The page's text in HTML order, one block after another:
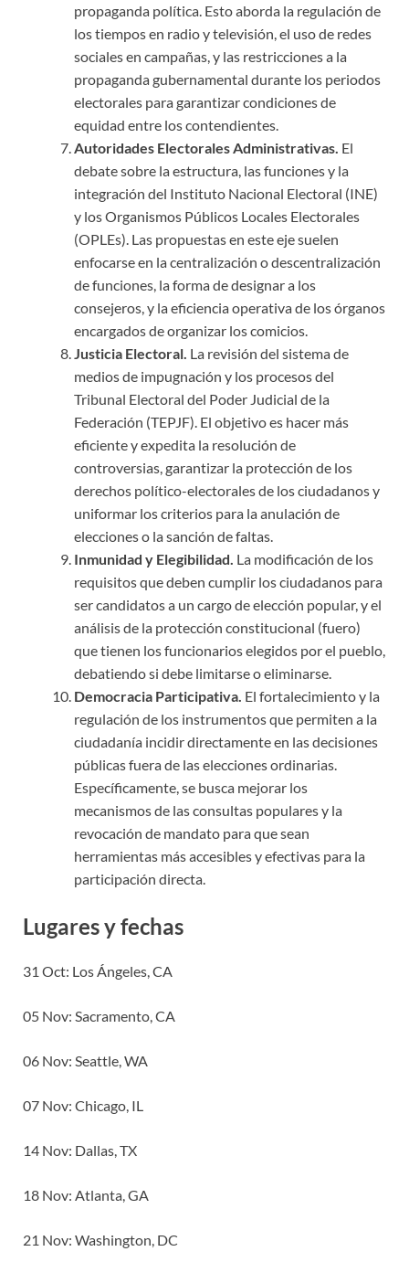
propaganda política. Esto aborda la regulación de
los tiempos en radio y televisión, el uso de redes
sociales en campañas, y las restricciones a la
propaganda gubernamental durante los periodos
electorales para garantizar condiciones de
equidad entre los contendientes.
Autoridades Electorales Administrativas. El
debate sobre la estructura, las funciones y la
integración del Instituto Nacional Electoral (INE)
y los Organismos Públicos Locales Electorales
(OPLEs). Las propuestas en este eje suelen
enfocarse en la centralización o descentralización
de funciones, la forma de designar a los
consejeros, y la eficiencia operativa de los órganos
encargados de organizar los comicios.
Justicia Electoral. La revisión del sistema de
medios de impugnación y los procesos del
Tribunal Electoral del Poder Judicial de la
Federación (TEPJF). El objetivo es hacer más
eficiente y expedita la resolución de
controversias, garantizar la protección de los
derechos político-electorales de los ciudadanos y
uniformar los criterios para la anulación de
elecciones o la sanción de faltas.
Inmunidad y Elegibilidad. La modificación de los
requisitos que deben cumplir los ciudadanos para
ser candidatos a un cargo de elección popular, y el
análisis de la protección constitucional (fuero)
que tienen los funcionarios elegidos por el pueblo,
debatiendo si debe limitarse o eliminarse.
Democracia Participativa. El fortalecimiento y la
regulación de los instrumentos que permiten a la
ciudadanía incidir directamente en las decisiones
públicas fuera de las elecciones ordinarias.
Específicamente, se busca mejorar los
mecanismos de las consultas populares y la
revocación de mandato para que sean
herramientas más accesibles y efectivas para la
participación directa.
Lugares y fechas
31 Oct: Los Ángeles, CA
05 Nov: Sacramento, CA
06 Nov: Seattle, WA
07 Nov: Chicago, IL
14 Nov: Dallas, TX
18 Nov: Atlanta, GA
21 Nov: Washington, DC